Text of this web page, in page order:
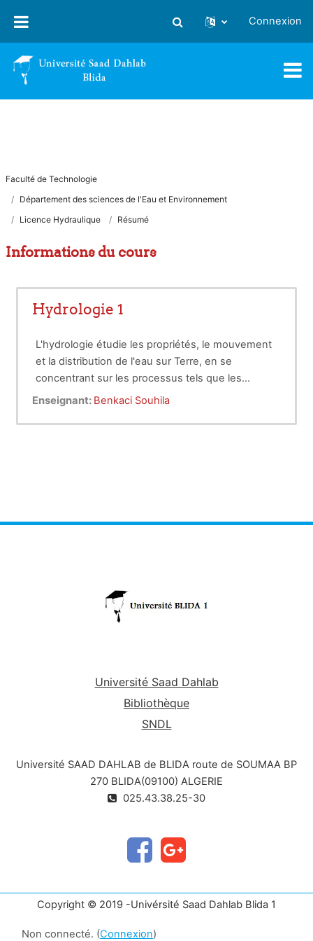
Activer/désactiver la saisie
Connexion
Faculté de Technologie
Département des sciences de l'Eau et Environnement
Licence Hydraulique
Résumé
Informations du cours
Hydrologie 1
L'hydrologie étudie les propriétés, le mouvement
et la distribution de l'eau sur Terre, en se
concentrant sur les processus tels que les
précipitations, l'infiltration, l'évaporation et le
des ressources en eau et la conception des
Enseignant: Benkaci Souhila
Université Saad Dahlab
Bibliothèque
SNDL
Université SAAD DAHLAB de BLIDA route de SOUMAA BP
270 BLIDA(09100) ALGERIE
025.43.38.25-30
Copyright © 2019 -Univérsité Saad Dahlab Blida 1
Non connecté. (Connexion)